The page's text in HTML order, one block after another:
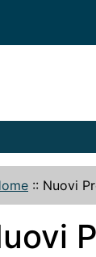
:: Nuovi